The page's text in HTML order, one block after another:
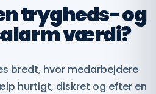
trygheds- og
værdi?
bredt, hvor medarbejdere
hurtigt, diskret og efter en